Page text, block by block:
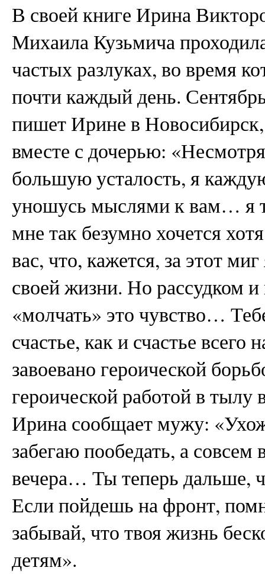
В своей книге Ирина
Михаила Кузьмича
частых разлуках, во время
почти каждый день.
пишет Ирине в Новосибирск,
вместе с дочерью:
большую усталость, я
уношусь мыслями к вам… я
мне так безумно хочется
вас, что, кажется, за этот
своей жизни. Но рассудком и
«молчать» это чувство…
счастье, как и счастье
завоевано героической
героической работой в
Ирина сообщает мужу:
забегаю пообедать, а
вечера… Ты теперь дальше,
Если пойдешь на фронт,
забывай, что твоя жизнь
детям».